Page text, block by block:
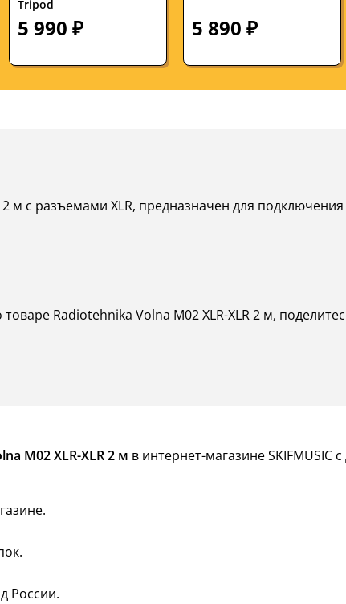
Tripod
5 990 ₽ 5 890 ₽
м с разъемами XLR, предназначен для
Radiotehnika Volna M02 XLR-XLR 2 м,
M02 XLR-XLR 2 м в интернет-магазине SKIFMUSIC
России.